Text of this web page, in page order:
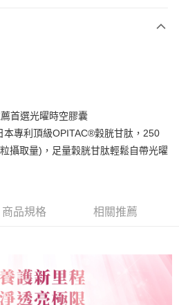
大哥大用戶可立即使用無須另外申請。
，訂單成立後會自動跳轉到大哥付的交易
首選光曜時空膠囊
本專利頂級OPITAC®穀胱甘肽，250
攝取量)，足量穀胱甘肽輕鬆自帶光曜
商品規格 相關推薦